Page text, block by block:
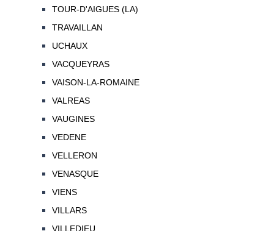
TOUR-D'AIGUES (LA)
TRAVAILLAN
UCHAUX
VACQUEYRAS
VAISON-LA-ROMAINE
VALREAS
VAUGINES
VEDENE
VELLERON
VENASQUE
VIENS
VILLARS
VILLEDIEU